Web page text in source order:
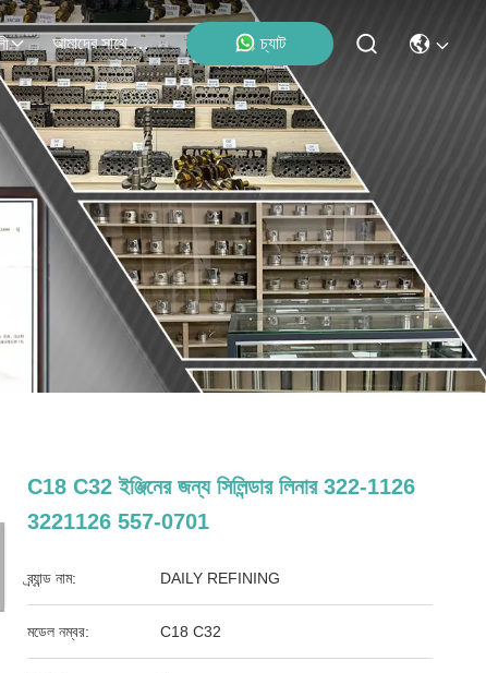
আমাদের সাথে যোগাযোগ চ্যাট
C18 C32 ইঞ্জিনের জন্য সিলিন্ডার লিনার 322-1126
3221126 557-0701
ব্র্যান্ড নাম: DAILY REFINING
মডেল নম্বর: C18 C32